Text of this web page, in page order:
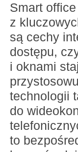
Smart
z
są cechy
dostępu,
i oknami
technologii
do
to